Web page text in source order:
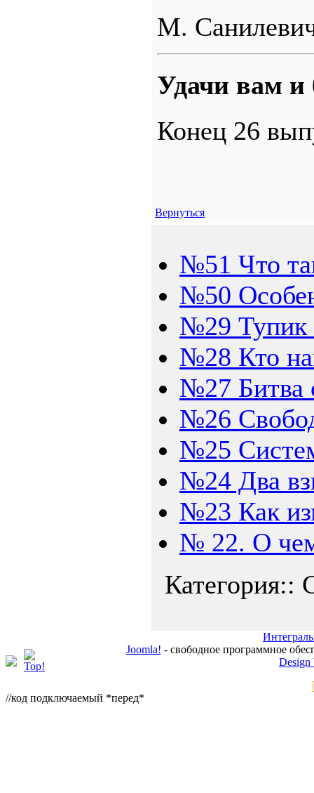
М.
Удачи вам
Конец 26
Вернуться
№51 Что
№50
№29 Тупик
№28 Кто
№27 Битва
№26
№25
№24 Два
№23 Как
№ 22. О
Категория::
Joomla! - свободное программное
Design
//код подключаемый *перед*